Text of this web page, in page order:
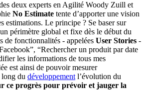
deux experts en Agilité Woody Zuill et
No Estimate tente d’apporter une vision
estimations. Le principe ? Se baser sur
périmètre global et fixe dès le début du
de fonctionnalités - appelées User Stories -
“Rechercher un produit par date
les informations de tous mes
est ainsi de pouvoir mesurer
long du développement l’évolution du
ce progrès pour prévoir et jauger la